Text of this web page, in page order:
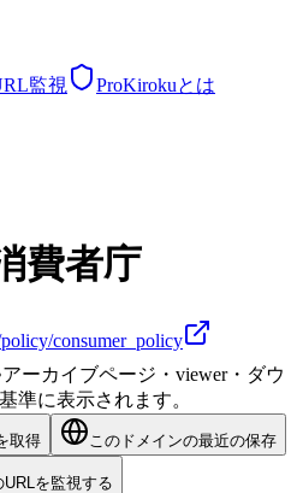
監視 ProKirokuとは
費者庁
consumer_policy
アーカイブページ・viewer・ダウ
準に表示されます。
取得 このドメインの最近の保存
URLを監視する